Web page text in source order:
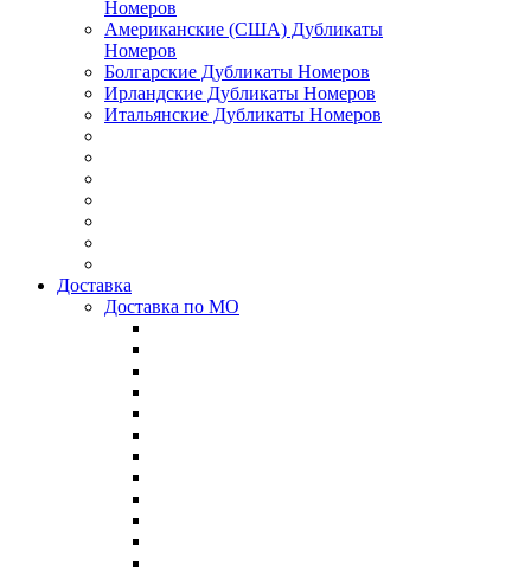
Номеров
Американские (США) Дубликаты
Номеров
Болгарские Дубликаты Номеров
Ирландские Дубликаты Номеров
Итальянские Дубликаты Номеров
Доставка
Доставка по МО